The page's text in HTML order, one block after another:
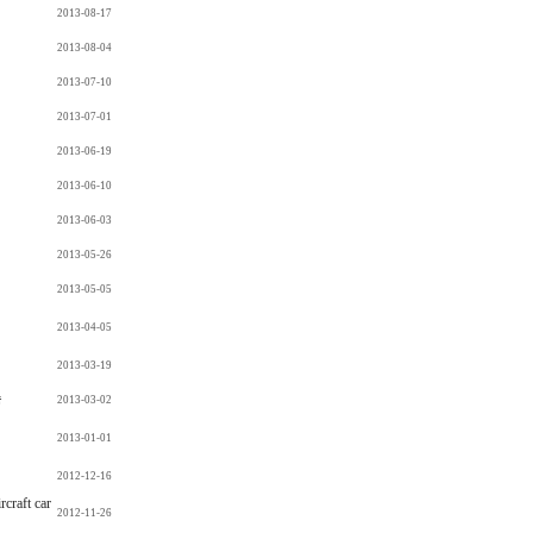
2013-08-17
2013-08-04
2013-07-10
2013-07-01
2013-06-19
2013-06-10
2013-06-03
2013-05-26
2013-05-05
2013-04-05
2013-03-19
2013-03-02
2013-01-01
2012-12-16
car
2012-11-26